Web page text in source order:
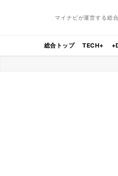
マイナビが運営する総
総合トップ TECH+